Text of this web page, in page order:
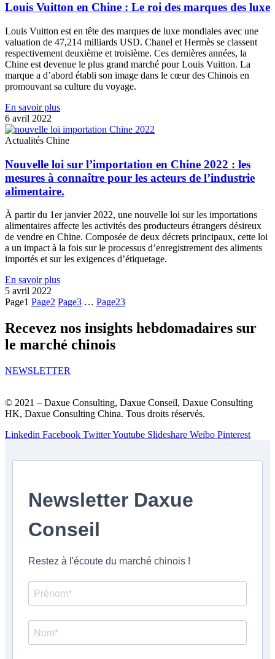
Louis Vuitton en Chine : Le roi des marques des luxe
Louis Vuitton est en tête des marques de luxe mondiales avec une
valuation de 47,214 milliards USD. Chanel et Hermès se classent
respectivement deuxième et troisième. Ces dernières années, la
Chine est devenue le plus grand marché pour Louis Vuitton. La
marque a d’abord établi son image dans le cœur des Chinois en
promouvant sa culture du voyage.
En savoir plus
6 avril 2022
Actualités Chine
Nouvelle loi sur l’importation en Chine 2022 : les
mesures à connaître pour les acteurs de l’industrie
alimentaire.
À partir du 1er janvier 2022, une nouvelle loi sur les importations
alimentaires affecte les activités des producteurs étrangers désireux
de vendre en Chine. Composée de deux décrets principaux, cette loi
a un impact à la fois sur le processus d’enregistrement des aliments
importés et sur les exigences d’étiquetage.
En savoir plus
5 avril 2022
Page1 Page2 Page3 … Page23
Recevez nos insights hebdomadaires sur
le marché chinois
NEWSLETTER
© 2021 – Daxue Consulting, Daxue Conseil, Daxue Consulting
HK, Daxue Consulting China. Tous droits réservés.
Linkedin Facebook TwitterYoutube Slideshare Weibo Pinterest
Newsletter Daxue
Conseil
Restez à l'écoute du marché chinois !